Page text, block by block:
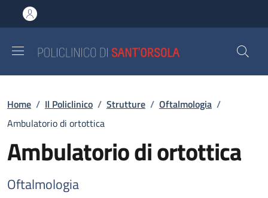
al contenuto principale
to footer content
Briciole di pane
Home / Il Policlinico / Strutture / Oftalmologia /
Ambulatorio di ortottica
Ambulatorio di ortottica
Oftalmologia